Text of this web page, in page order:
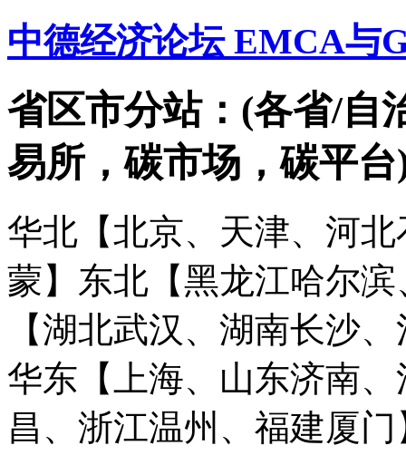
中德经济论坛 EMCA与
省区市分站：(各省/自
易所，碳市场，碳平台
华北【北京、天津、河
蒙】 东北【黑龙江哈尔
【湖北武汉、湖南长沙
华东【上海、山东济南
昌、浙江温州、福建厦门